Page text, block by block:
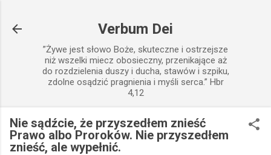
Verbum Dei
”Żywe jest słowo Boże, skuteczne i ostrzejsze
niż wszelki miecz obosieczny, przenikające aż
do rozdzielenia duszy i ducha, stawów i szpiku,
zdolne osądzić pragnienia i myśli serca.” Hbr
4,12
Nie sądźcie, że przyszedłem znieść
Prawo albo Proroków. Nie przyszedłem
znieść, ale wypełnić.